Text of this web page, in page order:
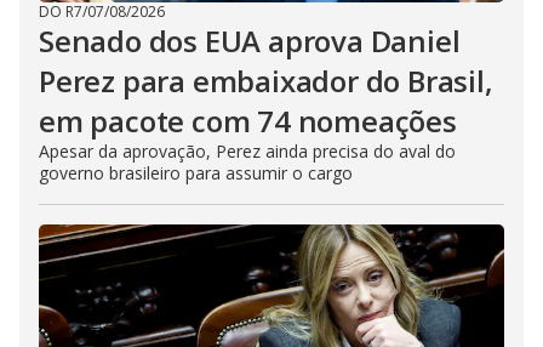
DO R7/07/08/2026
Senado dos EUA aprova Daniel
Perez para embaixador do Brasil,
em pacote com 74 nomeações
Apesar da aprovação, Perez ainda precisa do aval do
governo brasileiro para assumir o cargo